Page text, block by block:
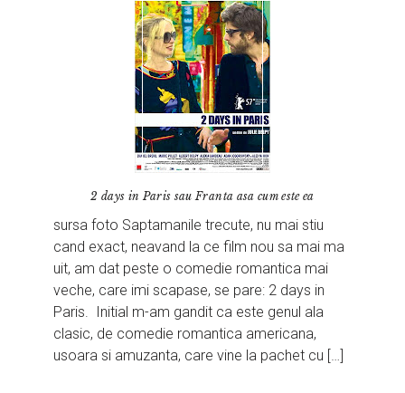
2 days in Paris sau Franta asa cum este ea
sursa foto Saptamanile trecute, nu mai stiu
cand exact, neavand la ce film nou sa mai ma
uit, am dat peste o comedie romantica mai
veche, care imi scapase, se pare: 2 days in
Paris. Initial m-am gandit ca este genul ala
clasic, de comedie romantica americana,
usoara si amuzanta, care vine la pachet cu […]